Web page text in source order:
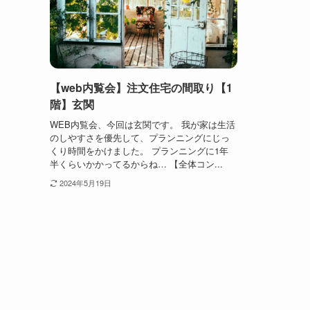
【web内覧会】注文住宅の間取り【1
階】玄関
WEB内覧会、今回は玄関です。 我が家は生活
のしやすさを優先して、プランニングにじっ
くり時間をかけました。 プランニングに1年
半くらいかかってるからね… 【全体コン...
2024年5月19日